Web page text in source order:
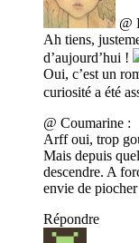
@
Ah tiens,
d’aujourd’hui !
Oui, c’est un
curiosité a été
@ Coumarine :
Arff oui, trop
Mais depuis
descendre. A
envie de
Répondre